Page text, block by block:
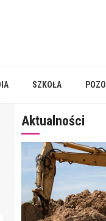
SZKOŁA
Aktualności